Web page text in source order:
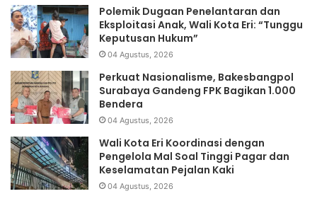
Polemik Dugaan Penelantaran dan
Eksploitasi Anak, Wali Kota Eri: “Tunggu
Keputusan Hukum”
04 Agustus, 2026
Perkuat Nasionalisme, Bakesbangpol
Surabaya Gandeng FPK Bagikan 1.000
Bendera
04 Agustus, 2026
Wali Kota Eri Koordinasi dengan
Pengelola Mal Soal Tinggi Pagar dan
Keselamatan Pejalan Kaki
04 Agustus, 2026